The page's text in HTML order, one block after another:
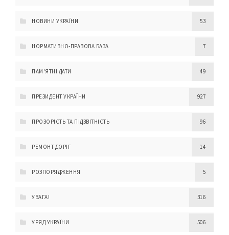
НОВИНИ УКРАЇНИ 53
НОРМАТИВНО-ПРАВОВА БАЗА 7
ПАМ'ЯТНІ ДАТИ 49
ПРЕЗИДЕНТ УКРАЇНИ 927
ПРОЗОРІСТЬ ТА ПІДЗВІТНІСТЬ 96
РЕМОНТ ДОРІГ 14
РОЗПОРЯДЖЕННЯ 5
УВАГА! 316
УРЯД УКРАЇНИ 506